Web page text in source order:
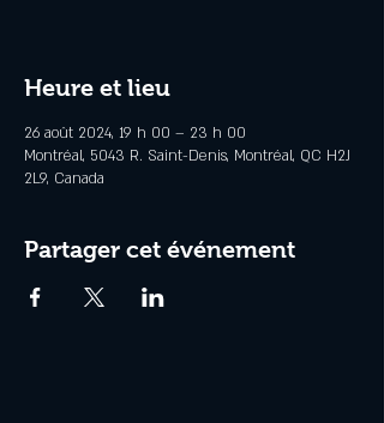
Heure et lieu
26 août 2024, 19 h 00 – 23 h 00
Montréal, 5043 R. Saint-Denis, Montréal, QC H2J
2L9, Canada
Partager cet événement